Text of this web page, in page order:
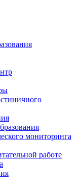
мониторинга
работе